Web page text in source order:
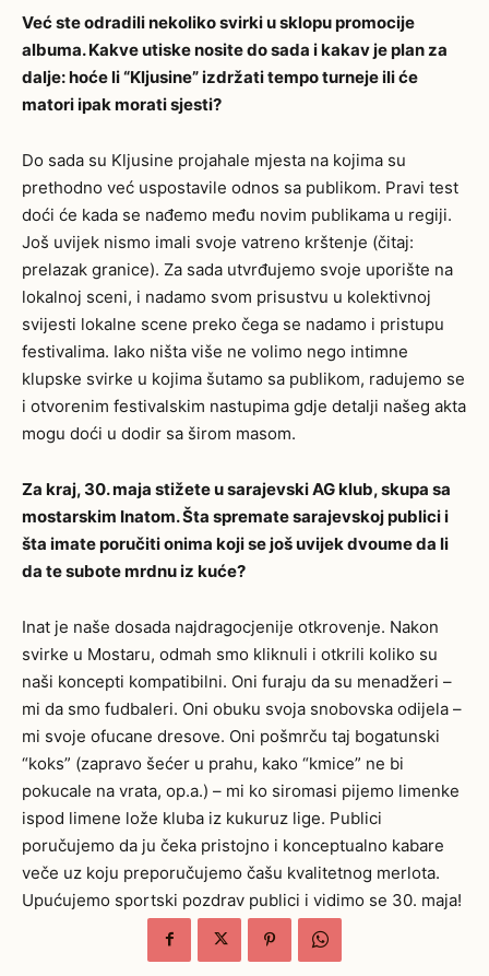
Već ste odradili nekoliko svirki u sklopu promocije
albuma. Kakve utiske nosite do sada i kakav je plan za
dalje: hoće li “Kljusine” izdržati tempo turneje ili će
matori ipak morati sjesti?
Do sada su Kljusine projahale mjesta na kojima su
prethodno već uspostavile odnos sa publikom. Pravi test
doći će kada se nađemo među novim publikama u regiji.
Još uvijek nismo imali svoje vatreno krštenje (čitaj:
prelazak granice). Za sada utvrđujemo svoje uporište na
lokalnoj sceni, i nadamo svom prisustvu u kolektivnoj
svijesti lokalne scene preko čega se nadamo i pristupu
festivalima. Iako ništa više ne volimo nego intimne
klupske svirke u kojima šutamo sa publikom, radujemo se
i otvorenim festivalskim nastupima gdje detalji našeg akta
mogu doći u dodir sa širom masom.
Za kraj, 30. maja stižete u sarajevski AG klub, skupa sa
mostarskim Inatom. Šta spremate sarajevskoj publici i
šta imate poručiti onima koji se još uvijek dvoume da li
da te subote mrdnu iz kuće?
Inat je naše dosada najdragocjenije otkrovenje. Nakon
svirke u Mostaru, odmah smo kliknuli i otkrili koliko su
naši koncepti kompatibilni. Oni furaju da su menadžeri –
mi da smo fudbaleri. Oni obuku svoja snobovska odijela –
mi svoje ofucane dresove. Oni pošmrču taj bogatunski
“koks” (zapravo šećer u prahu, kako “kmice” ne bi
pokucale na vrata, op.a.) – mi ko siromasi pijemo limenke
ispod limene lože kluba iz kukuruz lige. Publici
poručujemo da ju čeka pristojno i konceptualno kabare
veče uz koju preporučujemo čašu kvalitetnog merlota.
Upućujemo sportski pozdrav publici i vidimo se 30. maja!